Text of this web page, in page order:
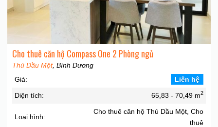
Cho thuê căn hộ Compass One 2 Phòng ngủ
Thủ Dầu Một, Bình Dương
Giá:
Liên hệ
Diện tích: 65,83 - 70,49 m2
Loại hình:
Cho thuê căn hộ Thủ Dầu Một, Cho
thuê